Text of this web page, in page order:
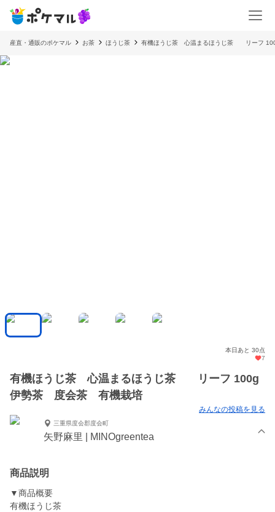
産直・通販のポケマル お茶 ほうじ茶 有機ほうじ茶 心温まるほうじ茶 リーフ
本日あと 30点
7
有機ほうじ茶 心温まるほうじ茶 リーフ 100g
伊勢茶 度会茶 有機栽培
みんなの投稿を見る
三重県度会郡度会町
矢野麻里 | MINOgreentea
商品説明
▼商品概要
有機ほうじ茶